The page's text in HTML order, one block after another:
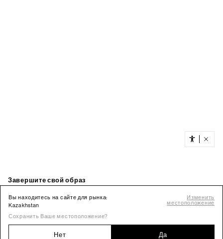
Вы находитесь на сайте для рынка:
Kazakhstan
Изменить
местоположение
Сохранить Ваше местоположение?
Нет Да